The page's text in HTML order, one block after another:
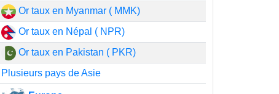
Or taux en Myanmar ( MMK)
Or taux en Népal ( NPR)
Or taux en Pakistan ( PKR)
Plusieurs pays de Asie